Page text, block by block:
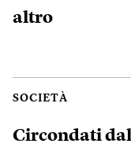
altro
SOCIETÀ
Circondati